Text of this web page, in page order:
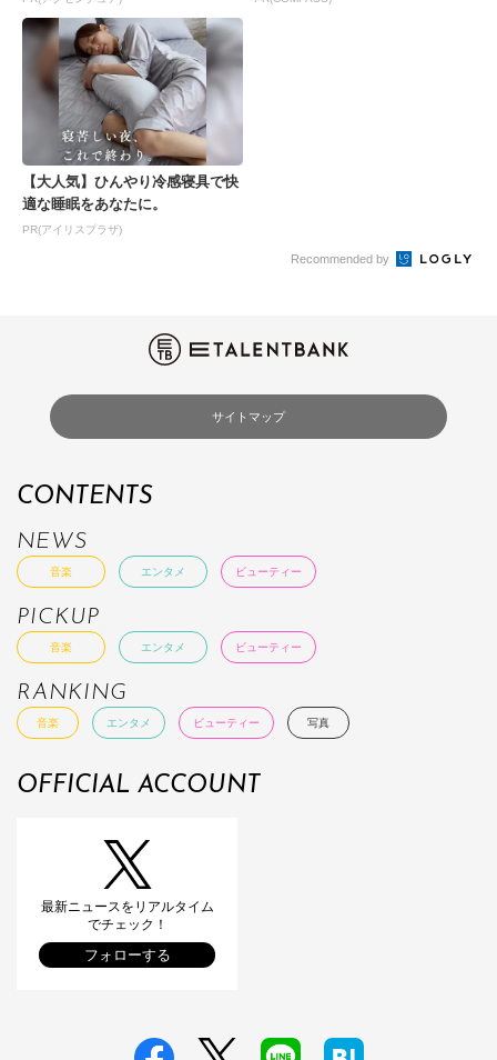
【大人気】ひんやり冷感寝具で快
適な睡眠をあなたに。
PR(アイリスプラザ)
Recommended by
サイトマップ
CONTENTS
NEWS
音楽 エンタメ ビューティー
PICKUP
音楽 エンタメ ビューティー
RANKING
音楽 エンタメ ビューティー 写真
OFFICIAL ACCOUNT
最新ニュースをリアルタイム
でチェック！
フォローする